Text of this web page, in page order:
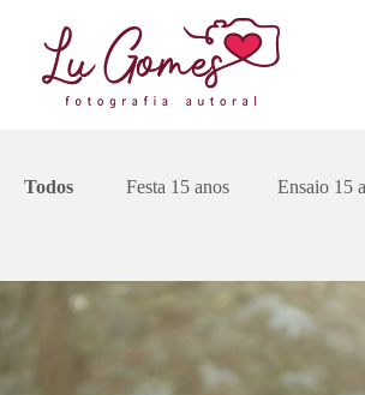
Todos Festa 15 anos Ensaio 15